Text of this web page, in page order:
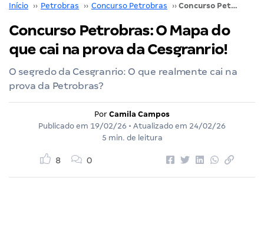
Início ›› Petrobras ›› Concurso Petrobras ›› Concurso Petrobras: O Mapa do que cai na prova da Cesgranrio!
Concurso Petrobras: O Mapa do
que cai na prova da Cesgranrio!
O segredo da Cesgranrio: O que realmente cai na
prova da Petrobras?
Por Camila Campos
Publicado em 19/02/26 • Atualizado em 24/02/26
5 min. de leitura
8 0